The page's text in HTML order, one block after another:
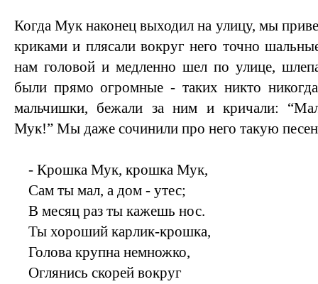
Когда Мук наконец выходил на улицу, мы
криками и плясали вокруг него точно
нам головой и медленно шел по улице,
были прямо огромные - таких никто
мальчишки, бежали за ним и кричали:
Мук!” Мы даже сочинили про него такую
- Крошка Мук, крошка Мук,
Сам ты мал, а дом - утес;
В месяц раз ты кажешь нос.
Ты хороший карлик-крошка,
Голова крупна немножко,
Оглянись скорей вокруг